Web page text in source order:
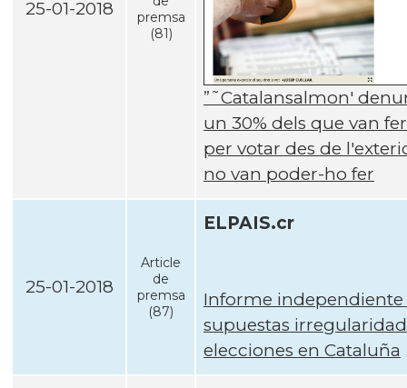
25-01-2018
premsa
(81)
”˜Catalansalmon'
un 30% dels que van
per votar des de
no van poder-ho fer
25-01-2018
Article
de
premsa
(87)
ELPAIS.cr
Informe
supuestas
elecciones en Cataluña